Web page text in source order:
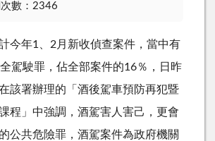
數：2346
今年1、2月新收偵查案件，當中有
駕駛罪，佔全部案件的16％，日昨
該署辦理的「酒後駕車預防再犯暨
程」中強調，酒駕害人害己，更會
公共危險罪，酒駕案件為政府機關